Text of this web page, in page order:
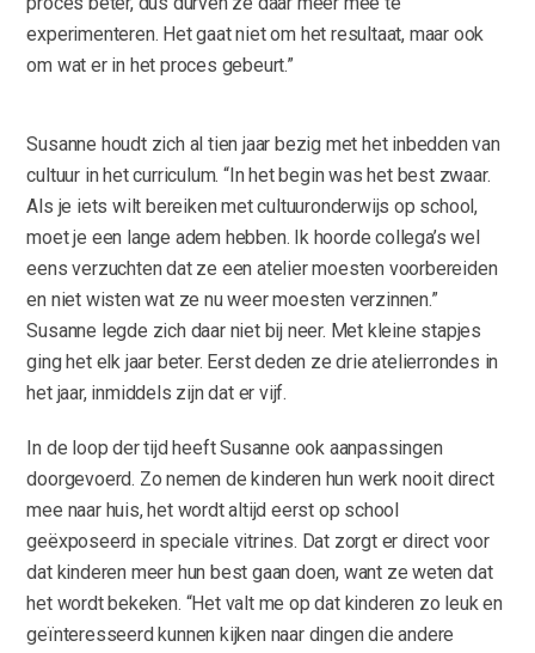
experimenteren. Het gaat niet om het resultaat, maar ook
om wat er in het proces gebeurt.”
Susanne houdt zich al tien jaar bezig met het inbedden van
cultuur in het curriculum. “In het begin was het best zwaar.
Als je iets wilt bereiken met cultuuronderwijs op school,
moet je een lange adem hebben. Ik hoorde collega’s wel
eens verzuchten dat ze een atelier moesten voorbereiden
en niet wisten wat ze nu weer moesten verzinnen.”
Susanne legde zich daar niet bij neer. Met kleine stapjes
ging het elk jaar beter. Eerst deden ze drie atelierrondes in
het jaar, inmiddels zijn dat er vijf.
In de loop der tijd heeft Susanne ook aanpassingen
doorgevoerd. Zo nemen de kinderen hun werk nooit direct
mee naar huis, het wordt altijd eerst op school
geëxposeerd in speciale vitrines. Dat zorgt er direct voor
dat kinderen meer hun best gaan doen, want ze weten dat
het wordt bekeken. “Het valt me op dat kinderen zo leuk en
geïnteresseerd kunnen kijken naar dingen die andere